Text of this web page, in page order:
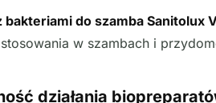
bakteriami do szamba Sanitolux
w szambach i
działania